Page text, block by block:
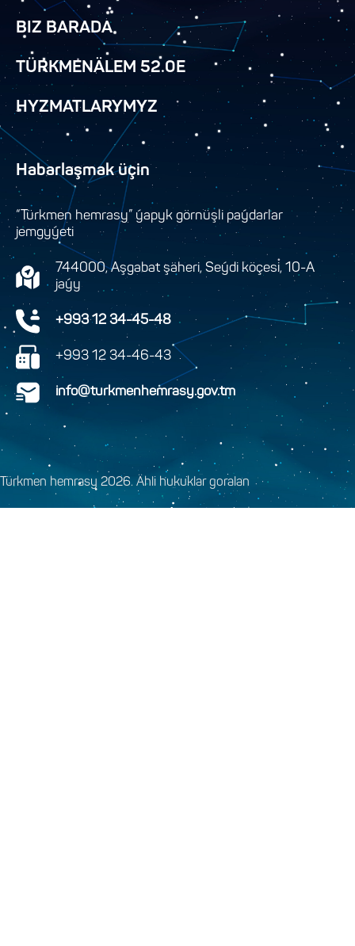
BIZ BARADA
TÜRKMENÄLEM 52.0E
HYZMATLARYMYZ
Habarlaşmak üçin
“Türkmen hemrasy” ýapyk görnüşli paýdarlar
jemgyýeti
744000, Aşgabat şäheri, Seýdi köçesi, 10-A
jaýy
+993 12 34-45-48
+993 12 34-46-43
info@turkmenhemrasy.gov.tm
Türkmen hemrasy 2026. Ähli hukuklar goralan